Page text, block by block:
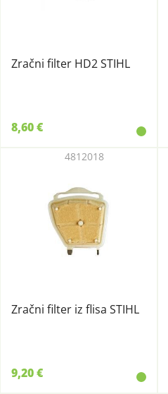
Zračni filter HD2 STIHL
8,60 €
Zračni filter iz flisa STIHL
4812018
9,20 €